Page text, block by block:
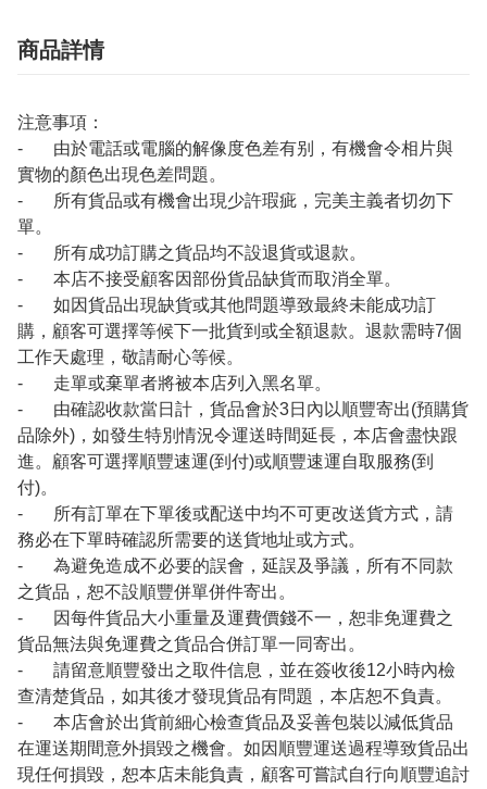
商品詳情
注意事項：
- 由於電話或電腦的解像度色差有别，有機會令相片與
實物的顏色出現色差問題。
- 所有貨品或有機會出現少許瑕疵，完美主義者切勿下
單。
- 所有成功訂購之貨品均不設退貨或退款。
- 本店不接受顧客因部份貨品缺貨而取消全單。
- 如因貨品出現缺貨或其他問題導致最終未能成功訂
購，顧客可選擇等候下一批貨到或全額退款。退款需時7個
工作天處理，敬請耐心等候。
- 走單或棄單者將被本店列入黑名單。
- 由確認收款當日計，貨品會於3日內以順豐寄出(預購貨
品除外)，如發生特別情況令運送時間延長，本店會盡快跟
進。顧客可選擇順豐速運(到付)或順豐速運自取服務(到
付)。
- 所有訂單在下單後或配送中均不可更改送貨方式，請
務必在下單時確認所需要的送貨地址或方式。
- 為避免造成不必要的誤會，延誤及爭議，所有不同款
之貨品，恕不設順豐併單併件寄出。
- 因每件貨品大小重量及運費價錢不一，恕非免運費之
貨品無法與免運費之貨品合併訂單一同寄出。
- 請留意順豐發出之取件信息，並在簽收後12小時內檢
查清楚貨品，如其後才發現貨品有問題，本店恕不負責。
- 本店會於出貨前細心檢查貨品及妥善包裝以減低貨品
在運送期間意外損毀之機會。如因順豐運送過程導致貨品出
現任何損毀，恕本店未能負責，顧客可嘗試自行向順豐追討